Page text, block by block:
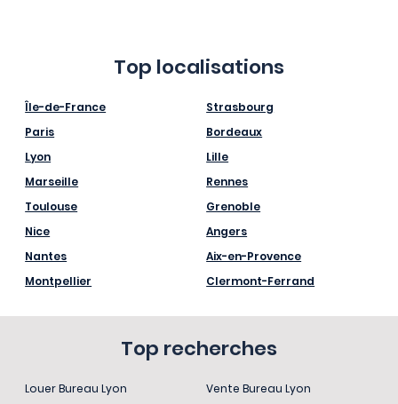
Top localisations
Île-de-France
Paris
Lyon
Marseille
Toulouse
Nice
Nantes
Montpellier
Strasbourg
Bordeaux
Lille
Rennes
Grenoble
Angers
Aix-en-Provence
Clermont-Ferrand
Top recherches
Louer Bureau Lyon
Vente Bureau Lyon